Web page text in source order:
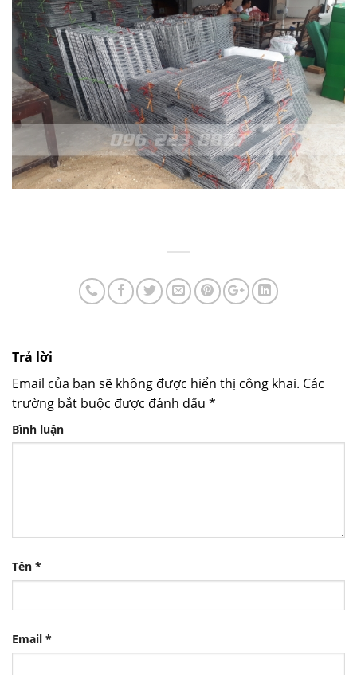
Trả lời
Email của bạn sẽ không được hiển thị công khai. Các
trường bắt buộc được đánh dấu *
Bình luận
Tên *
Email *